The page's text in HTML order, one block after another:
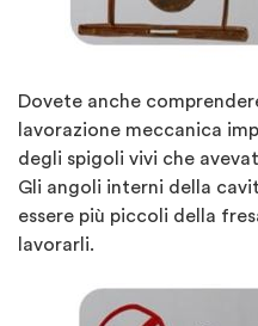
Dovete anche
lavorazione meccanica
degli spigoli vivi che
Gli angoli interni della
essere più piccoli della
lavorarli.